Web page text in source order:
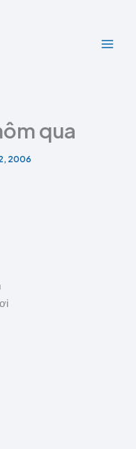
qua
2006